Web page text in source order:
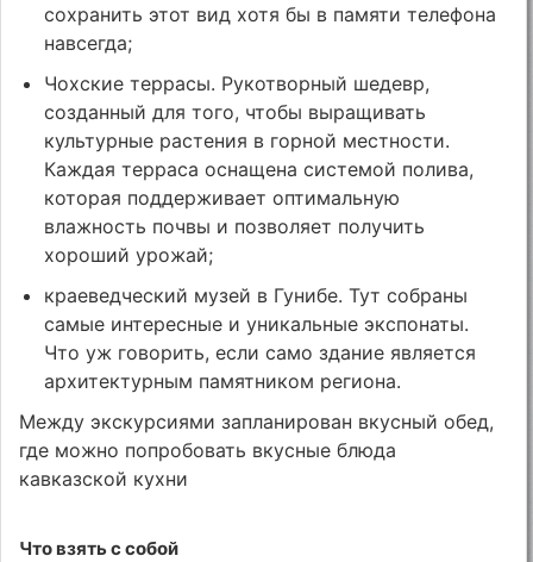
сохранить этот вид хотя бы в памяти телефона
навсегда;
Чохские террасы. Рукотворный шедевр,
созданный для того, чтобы выращивать
культурные растения в горной местности.
Каждая терраса оснащена системой полива,
которая поддерживает оптимальную
влажность почвы и позволяет получить
хороший урожай;
краеведческий музей в Гунибе. Тут собраны
самые интересные и уникальные экспонаты.
Что уж говорить, если само здание является
архитектурным памятником региона.
Между экскурсиями запланирован вкусный обед,
где можно попробовать вкусные блюда
кавказской кухни
Что взять с собой